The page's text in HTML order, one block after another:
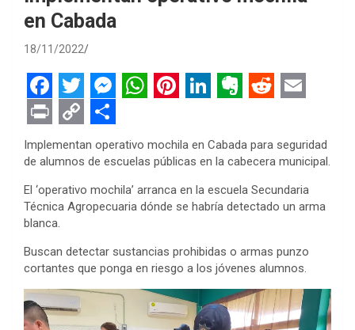
en Cabada
18/11/2022
F
a
c
e
b
o
o
k
T
w
i
t
t
e
r
M
e
s
s
e
g
e
r
h
a
t
s
p
p
i
n
t
e
e
s
t
i
n
k
e
I
n
v
e
r
n
t
e
e
d
d
i
m
a
i
l
P
r
i
n
C
o
p
y
i
n
k
S
h
a
r
Implementan operativo mochila en Cabada para seguridad
de alumnos de escuelas públicas en la cabecera municipal.
El ‘operativo mochila’ arranca en la escuela Secundaria
Técnica Agropecuaria dónde se habría detectado un arma
blanca.
Buscan detectar sustancias prohibidas o armas punzo
cortantes que ponga en riesgo a los jóvenes alumnos.